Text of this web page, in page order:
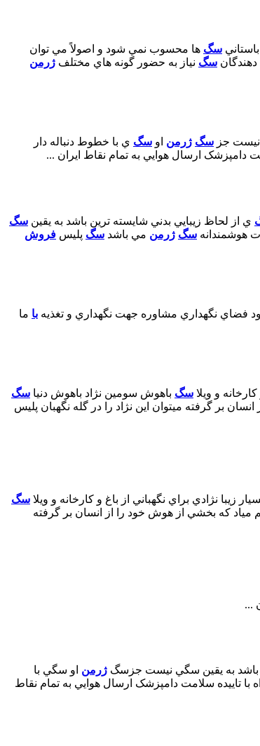
سگ ها محسوب نمي شود و اصولاً مي توان
سگ نياز به حضور گونه هاي مختلف ژرمن
جز سگ ژرمن او سگ ي با خطوط دنباله دار
دامپزشک ارسال هوايي به تمام نقاط ايران ...
ي از لحاظ زيبايي بدني شايسته ترين باشد به يقين سگ
هوشمندانه سگ ژرمن مي باشد سگ پليس فروش
فضاي نگهداري مشاوره جهت نگهداري و تغذيه با ما
و ويلا سگ باهوش سومين نژاد باهوش دنيا سگ
بر گرفته ميتوان اين نژاد را در گله نگهبان پليس
زيبا نژادي براي نگهباني از باغ و کارخانه و ويلا سگ
که بخشي از هوش خود را از انسان بر گرفته
...
باشد به يقين سگي نيست جزسگ ژرمن او سگي با
تاييده سلامت دامپزشک ارسال هوايي به تمام نقاط